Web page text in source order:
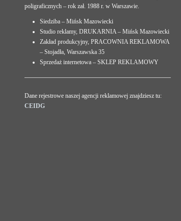
poligraficznych – rok zał. 1988 r. w Warszawie.
Siedziba – Mińsk Mazowiecki
Studio reklamy, DRUKARNIA – Mińsk Mazowiecki
Zakład produkcyjny, PRACOWNIA REKLAMOWA
– Stojadła, Warszawska 35
Sprzedaż internetowa – SKLEP REKLAMOWY
Dane rejestrowe naszej agencji reklamowej znajdziesz tu:
CEIDG